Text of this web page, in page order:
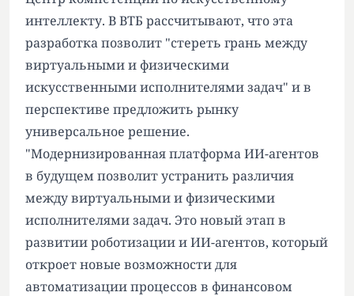
интеллекту. В ВТБ рассчитывают, что эта
разработка позволит "стереть грань между
виртуальными и физическими
искусственными исполнителями задач" и в
перспективе предложить рынку
универсальное решение.
"Модернизированная платформа ИИ-агентов
в будущем позволит устранить различия
между виртуальными и физическими
исполнителями задач. Это новый этап в
развитии роботизации и ИИ-агентов, который
откроет новые возможности для
автоматизации процессов в финансовом